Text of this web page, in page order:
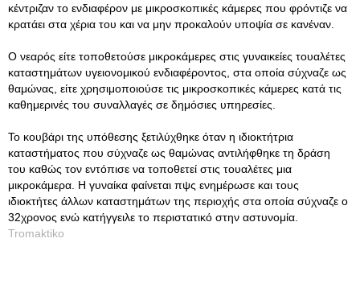
κέντριζαν το ενδιαφέρον με μικροσκοπικές κάμερες που φρόντιζε να
κρατάει στα χέρια του και να μην προκαλούν υποψία σε κανέναν.
Ο νεαρός είτε τοποθετούσε μικροκάμερες στις γυναικείες τουαλέτες
καταστημάτων υγειονομικού ενδιαφέροντος, στα οποία σύχναζε ως
θαμώνας, είτε χρησιμοποιούσε τις μικροσκοπικές κάμερες κατά τις
καθημερινές του συναλλαγές σε δημόσιες υπηρεσίες.
Το κουβάρι της υπόθεσης ξετιλύχθηκε όταν η ιδιοκτήτρια
καταστήματος που σύχναζε ως θαμώνας αντιλήφθηκε τη δράση
του καθώς τον εντόπισε να τοποθετεί στις τουαλέτες μια
μικροκάμερα. Η γυναίκα φαίνεται πψς ενημέρωσε και τους
ιδιοκτήτες άλλων καταστημάτων της περιοχής στα οποία σύχναζε ο
32χρονος ενώ κατήγγειλε το περιστατικό στην αστυνομία.
Tromaktiko